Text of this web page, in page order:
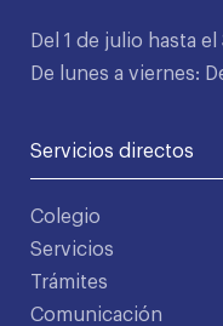
Del 1 de julio hasta
De lunes a viernes:
Servicios directos
Colegio
Servicios
Trámites
Comunicación